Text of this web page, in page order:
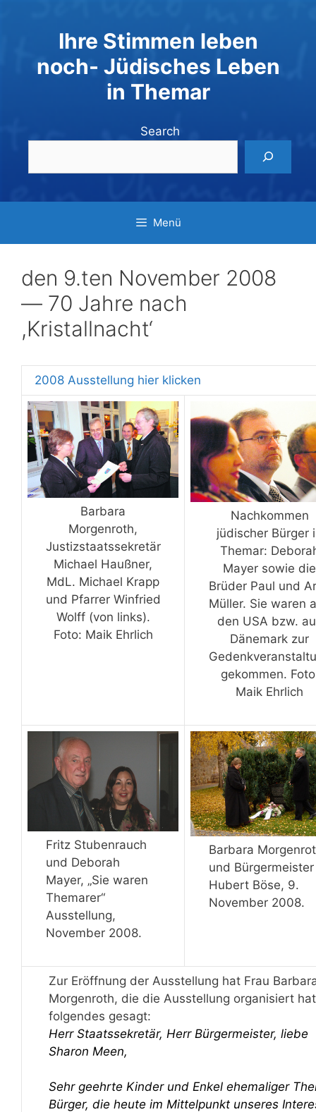
Ihre Stimmen leben
noch- Jüdisches Leben
in Themar
Search
Menü
den 9.ten November 2008
— 70 Jahre nach
,Kristallnacht‘
2008 Ausstellung hier klicken
Barbara
Morgenroth,
Justizstaatssekretär
Michael Haußner,
MdL. Michael Krapp
und Pfarrer Winfried
Wolff (von links).
Foto: Maik Ehrlich
Nachkommen
jüdischer Bürger
Themar:
Mayer sowie die
Brüder Paul und
Müller. Sie waren
den USA bzw.
Dänemark zur
gekommen.
Maik Ehrlich
Fritz Stubenrauch
und Deborah
Mayer, „Sie waren
Themarer“
Ausstellung,
November 2008.
Barbara
und Bürgermeister
Hubert Böse, 9.
November 2008.
Zur Eröffnung der Ausstellung hat Frau
Morgenroth, die die Ausstellung organisiert
folgendes gesagt:
Herr Staatssekretär, Herr Bürgermeister, liebe
Sharon Meen,
Sehr geehrte Kinder und Enkel ehemaliger
Bürger, die heute im Mittelpunkt unseres